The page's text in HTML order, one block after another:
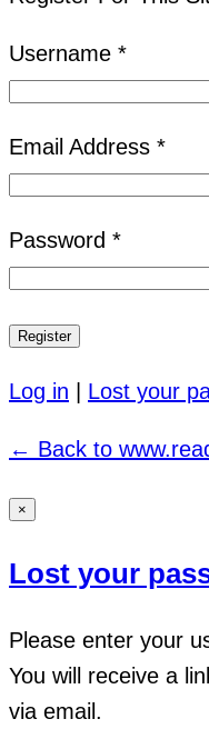
Username *
Email Address *
Password *
Log in | Lost your
← Back to
×
Lost your
Please enter your
You will receive a
via email.